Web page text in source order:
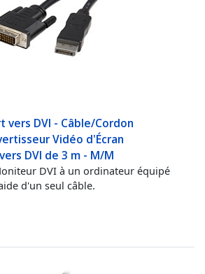
vers DVI - Câble/Cordon
Vidéo d'Écran
DVI de 3 m - M/M
DVI à un ordinateur équipé
d'un seul câble.